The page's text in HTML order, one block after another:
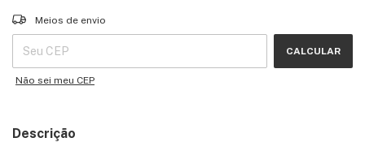
Entregas para o CEP:
Meios de envio
CALCULAR
Não sei meu CEP
Descrição